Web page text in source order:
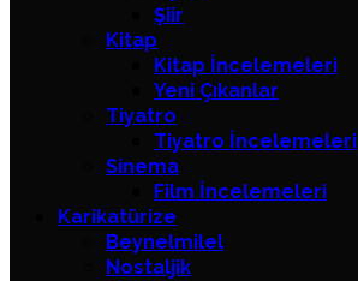
Şiir
Kitap
Kitap İncelemeleri
Yeni Çıkanlar
Tiyatro
Tiyatro İncelemeleri
Sinema
Film İncelemeleri
Karikatürize
Beynelmilel
Nostaljik